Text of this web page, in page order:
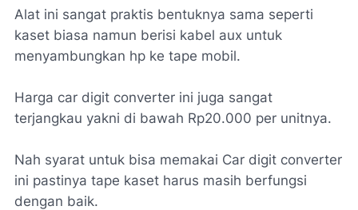
Alat ini sangat praktis bentuknya sama seperti
kaset biasa namun berisi kabel aux untuk
menyambungkan hp ke tape mobil.
Harga car digit converter ini juga sangat
terjangkau yakni di bawah Rp20.000 per unitnya.
Nah syarat untuk bisa memakai Car digit converter
ini pastinya tape kaset harus masih berfungsi
dengan baik.